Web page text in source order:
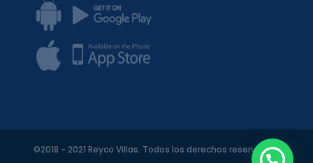
©2018 - 2021 Reyco Villas. Todos los derechos reservados.